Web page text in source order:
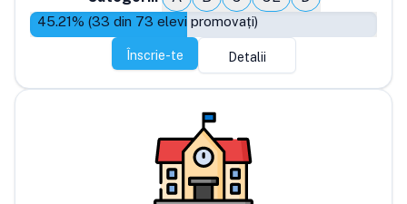
45.21% (33 din 73 elevi promovați)
Înscrie-te Detalii